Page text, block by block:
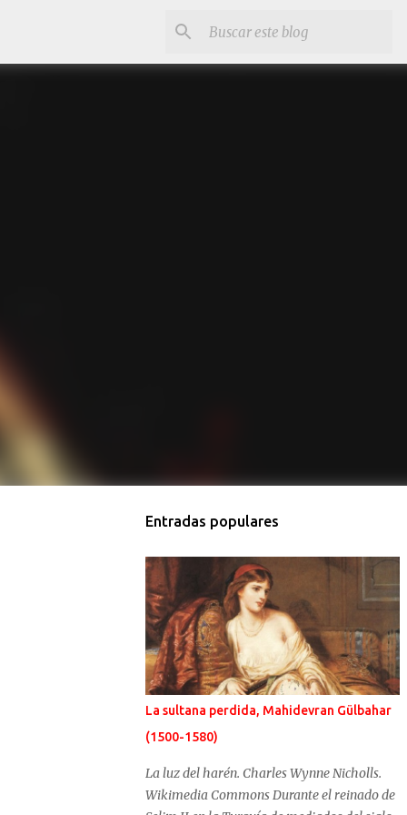
Entradas populares
La sultana perdida, Mahidevran Gülbahar
(1500-1580)
La luz del harén. Charles Wynne Nicholls.
Wikimedia Commons Durante el reinado de